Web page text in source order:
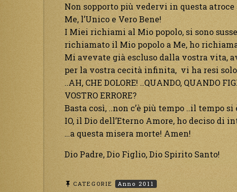
Non sopporto più vedervi in questa
Me, l’Unico e Vero Bene!
I Miei richiami al Mio popolo, si sono
richiamato il Mio popolo a Me, ho
Mi avevate già escluso dalla vostra vita,
per la vostra cecità infinita, vi ha resi
..AH, CHE DOLORE! ..QUANDO, QUANDO
VOSTRO ERRORE?
Basta così, ..non c’è più tempo ..il tempo
IO, il Dio dell’Eterno Amore, ho deciso di
…a questa misera morte! Amen!
Dio Padre, Dio Figlio, Dio Spirito Santo!
CATEGORIE Anno 2011